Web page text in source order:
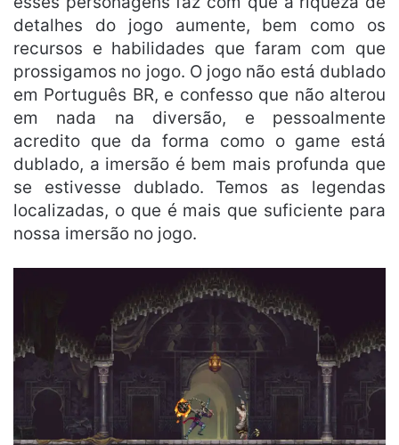
detalhes do jogo aumente, bem como os
recursos e habilidades que faram com que
prossigamos no jogo. O jogo não está dublado
em Português BR, e confesso que não alterou
em nada na diversão, e pessoalmente
acredito que da forma como o game está
dublado, a imersão é bem mais profunda que
se estivesse dublado. Temos as legendas
localizadas, o que é mais que suficiente para
nossa imersão no jogo.